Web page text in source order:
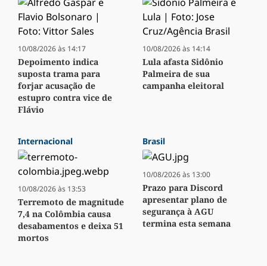
10/08/2026 às 14:17
Depoimento indica
suposta trama para
forjar acusação de
estupro contra vice de
Flávio
10/08/2026 às 14:14
Lula afasta Sidônio
Palmeira de sua
campanha eleitoral
Internacional
10/08/2026 às 13:53
Terremoto de magnitude
7,4 na Colômbia causa
desabamentos e deixa 51
mortos
Brasil
10/08/2026 às 13:00
Prazo para Discord
apresentar plano de
segurança à AGU
termina esta semana